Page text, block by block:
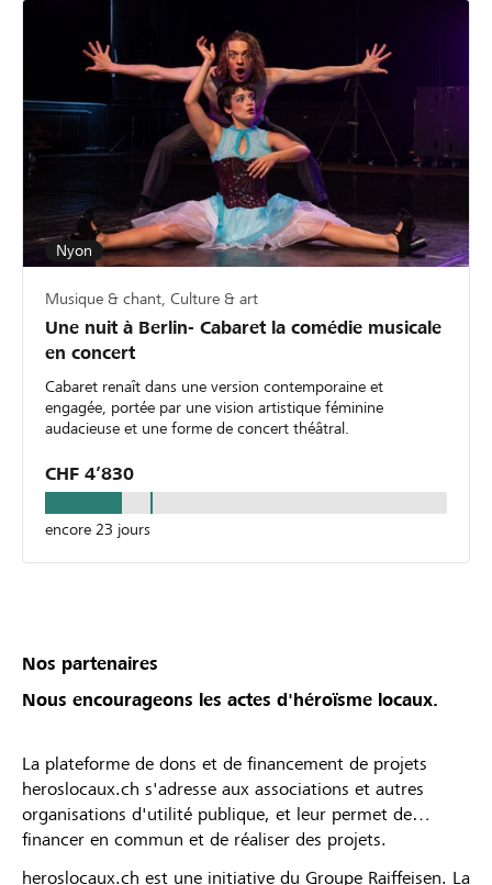
Nyon
Musique & chant, Culture & art
Une nuit à Berlin- Cabaret la comédie musicale
en concert
Cabaret renaît dans une version contemporaine et
engagée, portée par une vision artistique féminine
audacieuse et une forme de concert théâtral.
CHF 4’830
encore 23 jours
Nos partenaires
Nous encourageons les actes d'héroïsme locaux.
La plateforme de dons et de financement de projets
heroslocaux.ch s'adresse aux associations et autres
organisations d'utilité publique, et leur permet de
financer en commun et de réaliser des projets.
heroslocaux.ch est une initiative du Groupe Raiffeisen. La